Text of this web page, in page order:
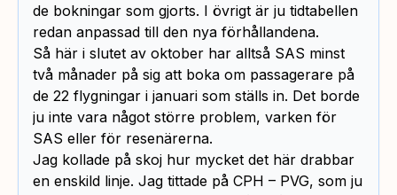
de bokningar som gjorts. I övrigt är ju tidtabellen
redan anpassad till den nya förhållandena.
Så här i slutet av oktober har alltså SAS minst
två månader på sig att boka om passagerare på
de 22 flygningar i januari som ställs in. Det borde
ju inte vara något större problem, varken för
SAS eller för resenärerna.
Jag kollade på skoj hur mycket det här drabbar
en enskild linje. Jag tittade på CPH – PVG, som ju